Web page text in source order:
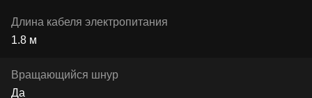
Длина кабеля электропитания
1.8 м
Вращающийся шнур
Да